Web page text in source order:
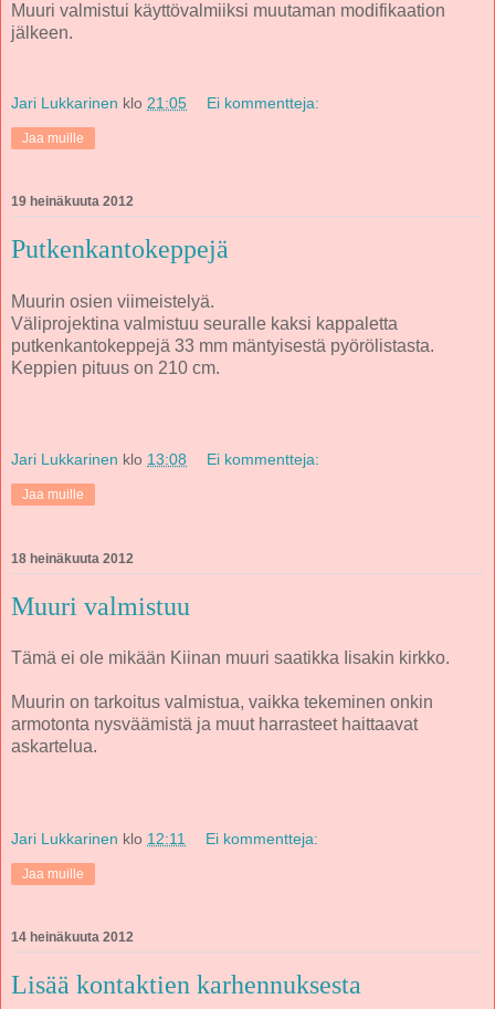
Muuri valmistui käyttövalmiiksi muutaman modifikaation
jälkeen.
Jari Lukkarinen klo 21:05 Ei kommentteja:
Jaa muille
19 heinäkuuta 2012
Putkenkantokeppejä
Muurin osien viimeistelyä.
Väliprojektina valmistuu seuralle kaksi kappaletta
putkenkantokeppejä 33 mm mäntyisestä pyörölistasta.
Keppien pituus on 210 cm.
Jari Lukkarinen klo 13:08 Ei kommentteja:
Jaa muille
18 heinäkuuta 2012
Muuri valmistuu
Tämä ei ole mikään Kiinan muuri saatikka Iisakin kirkko.
Muurin on tarkoitus valmistua, vaikka tekeminen onkin
armotonta nysväämistä ja muut harrasteet haittaavat
askartelua.
Jari Lukkarinen klo 12:11 Ei kommentteja:
Jaa muille
14 heinäkuuta 2012
Lisää kontaktien karhennuksesta